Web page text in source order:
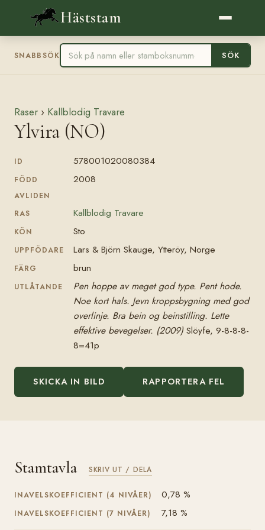
Häststam
SNABBSÖK SÖK
Raser › Kallblodig Travare
Ylvira (NO)
ID 578001020080384
FÖDD 2008
AVLIDEN
RAS
Kallblodig Travare
KÖN Sto
UPPFÖDARE Lars & Björn Skauge, Ytteröy, Norge
FÄRG brun
UTLÅTANDE
Pen hoppe av meget god type. Pent hode.
Noe kort hals. Jevn kroppsbygning med god
overlinje. Bra bein og beinstilling. Lette
effektive bevegelser. (2009)Slöyfe, 9-8-8-8-
8=41p
SKICKA IN BILD RAPPORTERA FEL
Stamtavla SKRIV UT / DELA
INAVELSKOEFFICIENT (4 NIVÅER) 0,78 %
INAVELSKOEFFICIENT (7 NIVÅER) 7,18 %